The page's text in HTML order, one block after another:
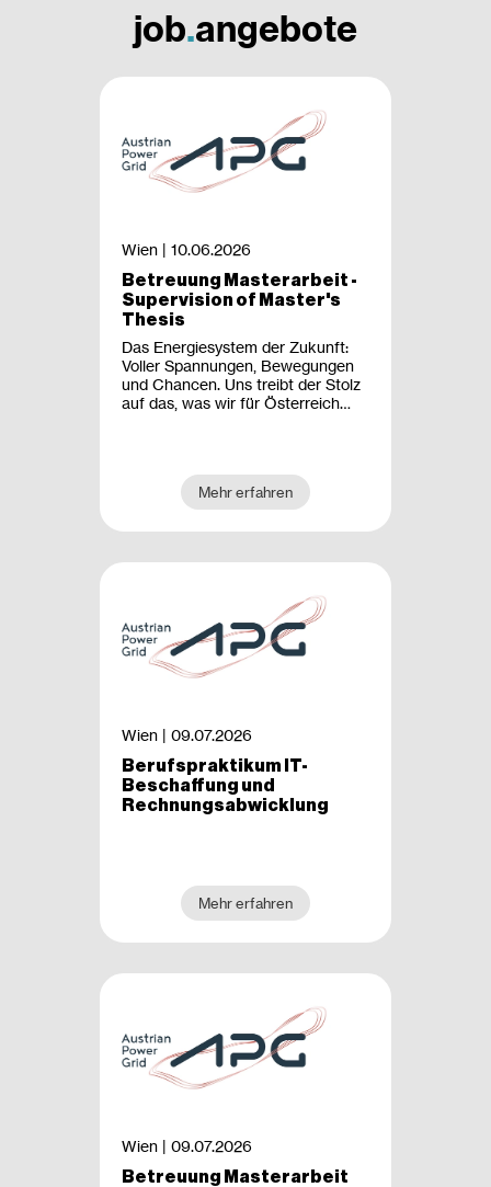
job.angebote
Wien | 10.06.2026
Betreuung Masterarbeit -
Supervision of Master's
Thesis
Das Energiesystem der Zukunft:
Voller Spannungen, Bewegungen
und Chancen. Uns treibt der Stolz
auf das, was wir für Österreich
Einzigartiges Fachwissen, volles
Vertrauen. Eigene Entscheidungen,
volle Verantwortung. Das ist unser
Spielfeld. Das ist APG.
Mehr erfahren
Wien | 09.07.2026
Berufspraktikum IT-
Beschaffung und
Rechnungsabwicklung
Mehr erfahren
Wien | 09.07.2026
Betreuung Masterarbeit